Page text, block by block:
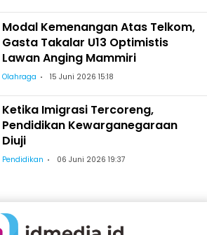
Modal Kemenangan Atas Telkom,
Gasta Takalar U13 Optimistis
Lawan Anging Mammiri
Olahraga 15 Juni 2026 15:18
Ketika Imigrasi Tercoreng,
Pendidikan Kewarganegaraan
Diuji
Pendidikan 06 Juni 2026 19:37